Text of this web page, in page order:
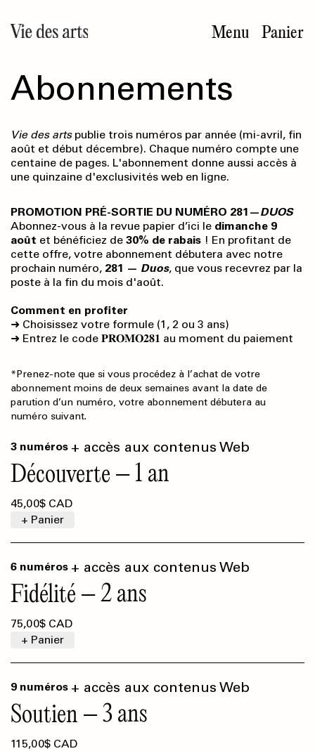
au
contenu
Menu Panier
Abonnements
Vie des artspublie trois numéros par année (mi-avril, fin
août et début décembre). Chaque numéro compte une
centaine de pages. L'abonnement donne aussi accès à
une quinzaine d'exclusivités web en ligne.
PROMOTION PRÉ-SORTIE DU NUMÉRO 281—DUOS
Abonnez-vous à la revue papier d’ici le dimanche 9
août et bénéficiez de 30% de rabais ! En profitant de
cette offre, votre abonnement débutera avec notre
prochain numéro, 281 — Duos, que vous recevrez par la
poste à la fin du mois d'août.
Comment en profiter
➜ Choisissez votre formule (1, 2 ou 3 ans)
➜ Entrez le code 𝐏𝐑𝐎𝐌𝐎𝟐𝟖𝟏 au moment du paiement
*Prenez-note que si vous procédez à l’achat de votre
abonnement moins de deux semaines avant la date de
parution d’un numéro, votre abonnement débutera au
numéro suivant.
Découverte 1 an
3 numéros + accès aux contenus Web
45,00$ CAD
+ Panier
Fidélité 2 ans
6 numéros + accès aux contenus Web
75,00$ CAD
+ Panier
Soutien 3 ans
9 numéros + accès aux contenus Web
115,00$ CAD